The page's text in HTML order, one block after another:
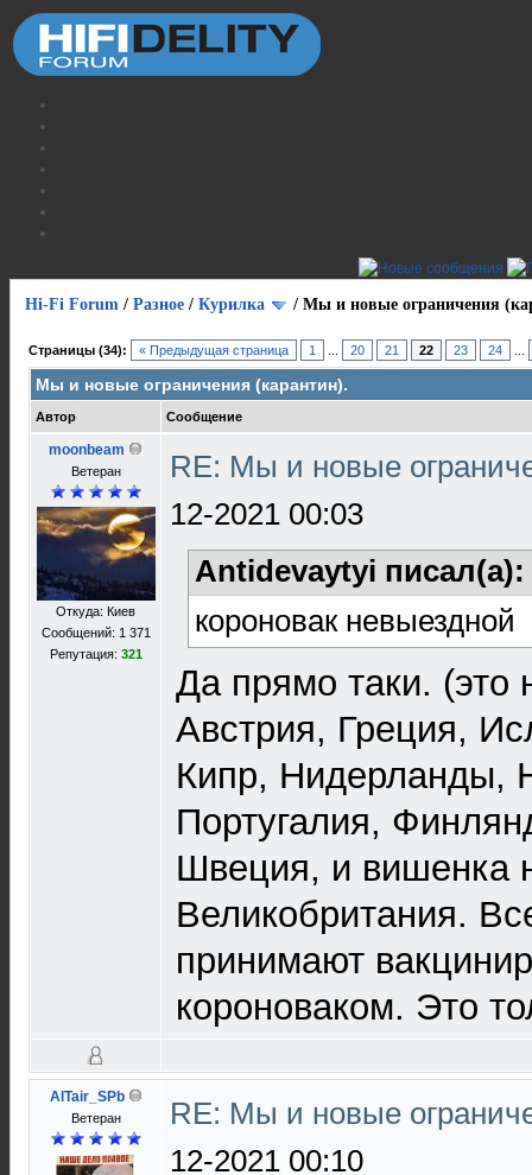
Hi-Fi Forum / Разное / Курилка / Мы и новые ограничения
Страницы (34): « Предыдущая страница 1 20 21 22 23 24
Мы и новые ограничения (карантин).
Автор Сообщение
moonbeam
Ветеран
Откуда: Киев
Сообщений: 1 371
Репутация: 321
RE: Мы и новые
12-2021 00:03
Antidevaytyi писал(а):
короновак невыездной
Да прямо таки. (это
Австрия, Греция,
Кипр, Нидерланды,
Португалия,
Швеция, и вишенка
Великобритания.
принимают
короноваком. Это
AlTair_SPb
Ветеран
RE: Мы и новые
12-2021 00:10